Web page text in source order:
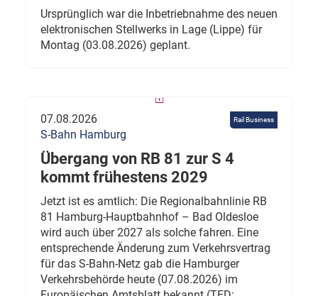
Ursprünglich war die Inbetriebnahme des neuen
elektronischen Stellwerks in Lage (Lippe) für
Montag (03.08.2026) geplant.
Rail Business
07.08.2026
S-Bahn Hamburg
Übergang von RB 81 zur S 4
kommt frühestens 2029
Jetzt ist es amtlich: Die Regionalbahnlinie RB
81 Hamburg-Hauptbahnhof – Bad Oldesloe
wird auch über 2027 als solche fahren. Eine
entsprechende Änderung zum Verkehrsvertrag
für das S-Bahn-Netz gab die Hamburger
Verkehrsbehörde heute (07.08.2026) im